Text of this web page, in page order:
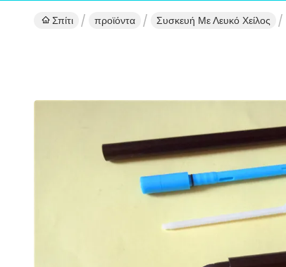
Σπίτι προϊόντα Συσκευή Με Λευκό Χείλος